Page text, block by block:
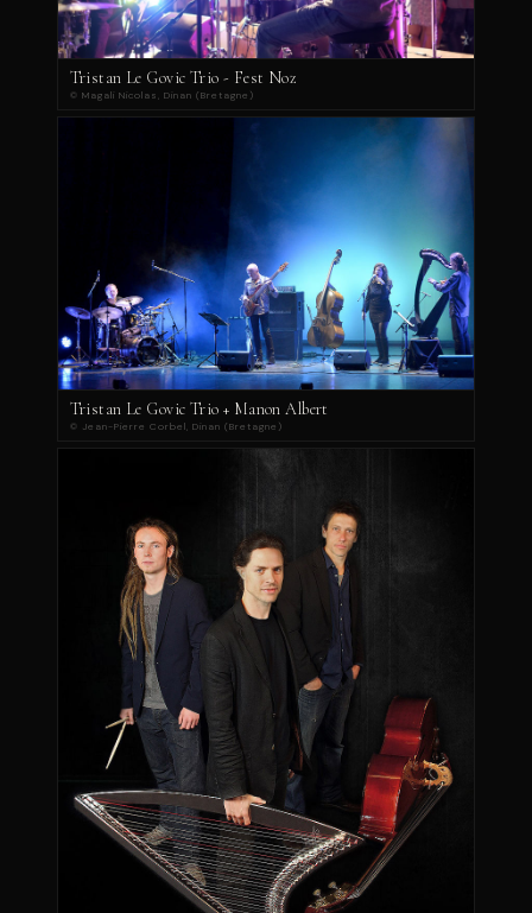
Tristan Le Govic Trio - Fest Noz
© Magali Nicolas, Dinan (Bretagne)
Tristan Le Govic Trio + Manon Albert
© Jean-Pierre Corbel, Dinan (Bretagne)